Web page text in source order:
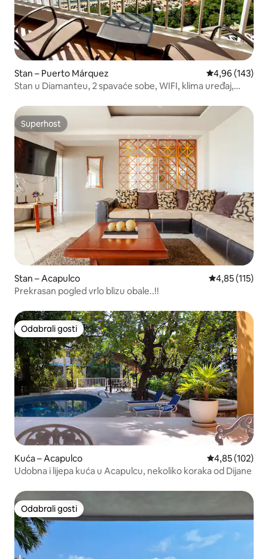
Stan – Puerto Márquez Prosječna
4,96 (143)
Stan u Diamanteu, 2 spavaće sobe, WIFI, klima uređaj,
Superhost
Superhost
Stan – Acapulco Prosječna
4,85 (115)
Prekrasan pogled vrlo blizu obale..!!
Odabrali gosti
Odabrali gosti
Kuća – Acapulco Prosječna
4,85 (102)
Udobna i lijepa kuća u Acapulcu, nekoliko koraka od Dijane
Odabrali gosti
Odabrali gosti